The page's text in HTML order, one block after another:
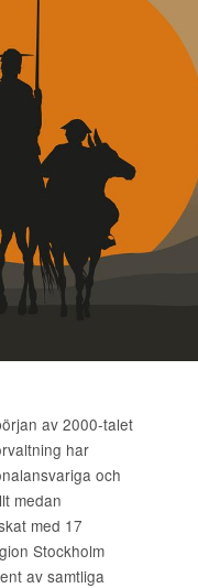
av 2000-talet
har
och
medan
med 17
Stockholm
av samtliga